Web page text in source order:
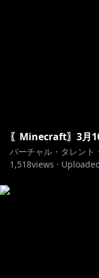
〖Minecraft〗3月
バーチャル・タレント
1,518views ·